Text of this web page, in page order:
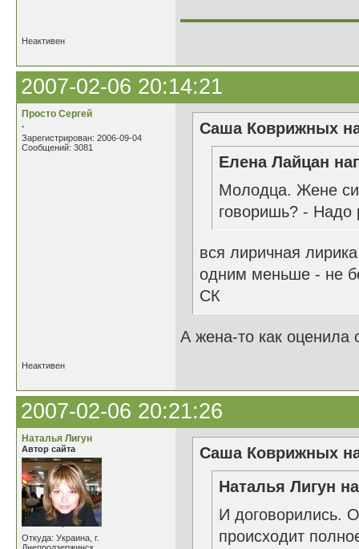
Неактивен
2007-02-06 20:14:21
Просто Сергей
.
Зарегистрирован: 2006-09-04
Сообщений: 3081
Саша Коврижных
Елена Лайцан
Молодца. Жене
говоришь? - Надо
вся лиричная
одним меньше - не
СК
А жена-то как оценила
Неактивен
2007-02-06 20:21:26
Наталья Лигун
Автор сайта
Откуда: Украина, г.
Саша Коврижных
Наталья Лигун
И договорились.
происходит